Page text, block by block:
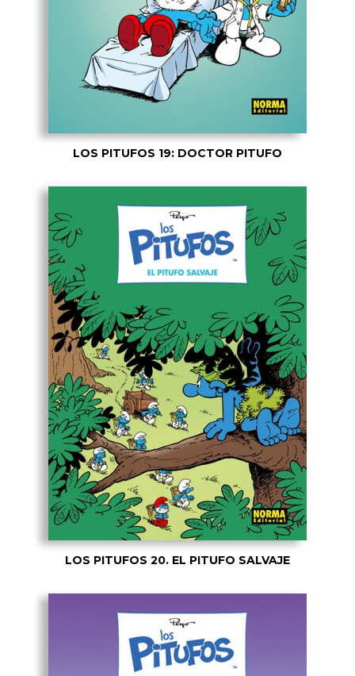
LOS PITUFOS 19: DOCTOR PITUFO
LOS PITUFOS 20. EL PITUFO SALVAJE